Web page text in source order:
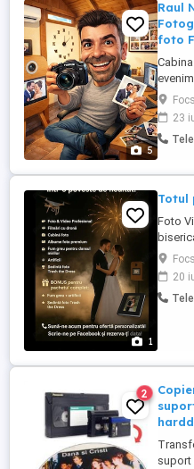
5
Raul
foto
de lei
23
1
Totul
Foto
20
2
suport